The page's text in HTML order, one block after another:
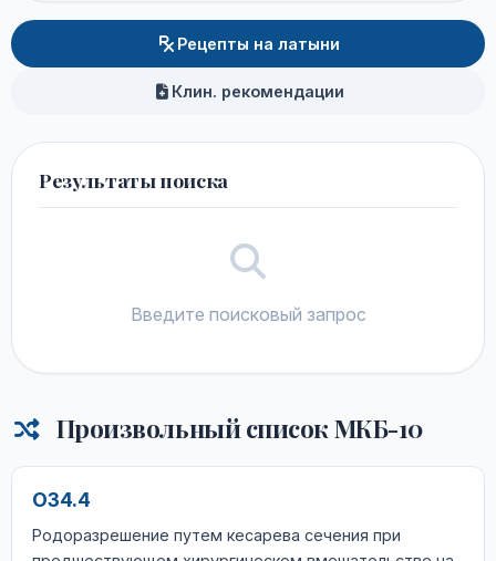
Рецепты на латыни
Клин. рекомендации
Результаты поиска
Введите поисковый запрос
Произвольный список МКБ-10
O34.4
Родоразрешение путем кесарева сечения при